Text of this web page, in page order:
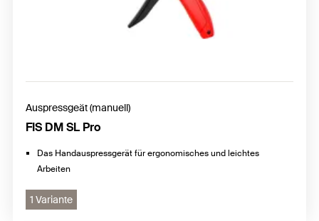
Auspressgeät (manuell)
FIS DM SL Pro
Das Handauspressgerät für ergonomisches und leichtes
Arbeiten
1 Variante